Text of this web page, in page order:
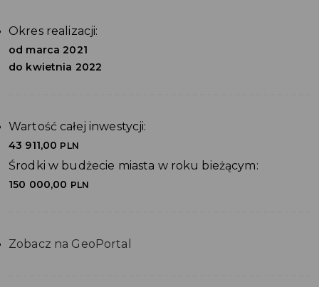
Okres realizacji:
od marca 2021
do kwietnia 2022
Wartość całej inwestycji:
43 911,00 PLN
Środki w budżecie miasta w roku bieżącym:
150 000,00 PLN
Zobacz na GeoPortal